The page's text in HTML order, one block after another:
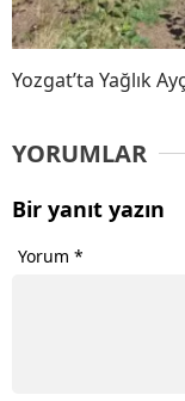
Yozgat’ta Yağlık
YORUMLAR
Bir yanıt yazın
Yorum *